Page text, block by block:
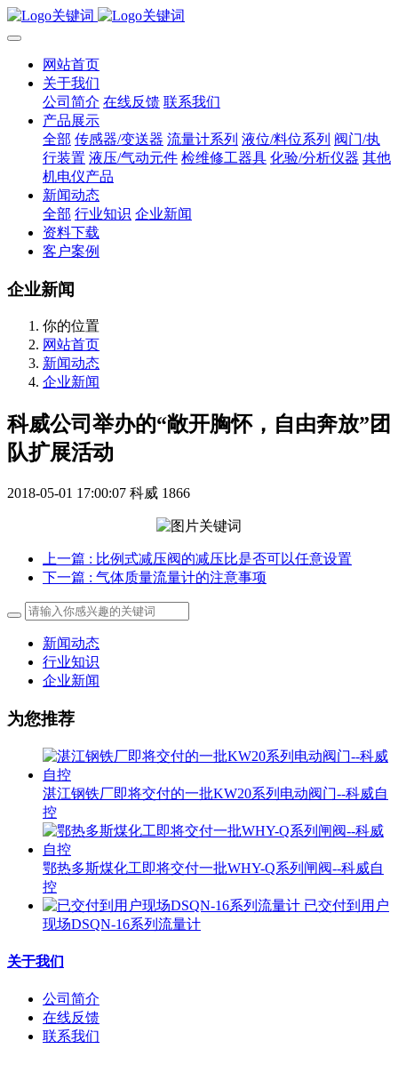
网站首页
关于我们
公司简介 在线反馈 联系我们
产品展示
全部 传感器/变送器 流量计系列 液位/料位系列 阀门/执
行装置 液压/气动元件 检维修工器具 化验/分析仪器 其他
机电仪产品
新闻动态
全部 行业知识 企业新闻
资料下载
客户案例
企业新闻
你的位置
网站首页
新闻动态
企业新闻
科威公司举办的“敞开胸怀，自由奔放”团
队扩展活动
2018-05-01 17:00:07 科威 1866
上一篇 : 比例式减压阀的减压比是否可以任意设置
下一篇 : 气体质量流量计的注意事项
新闻动态
行业知识
企业新闻
为您推荐
湛江钢铁厂即将交付的一批KW20系列电动阀门--科威自
控
鄂热多斯煤化工即将交付一批WHY-Q系列闸阀--科威自
控
已交付到用户
现场DSQN-16系列流量计
关于我们
公司简介
在线反馈
联系我们